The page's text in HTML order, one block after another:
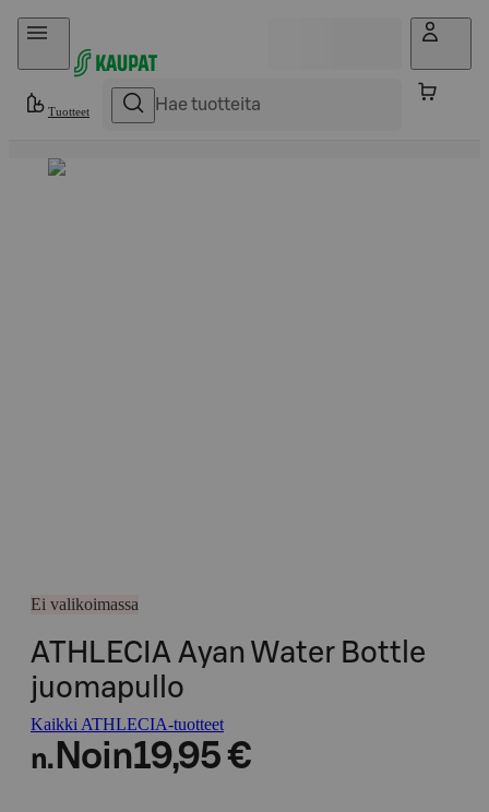
Hyppää sisältöön
Tuotteet
Ei valikoimassa
ATHLECIA Ayan Water Bottle
juomapullo
Kaikki ATHLECIA-tuotteet
n. Noin19,95 €